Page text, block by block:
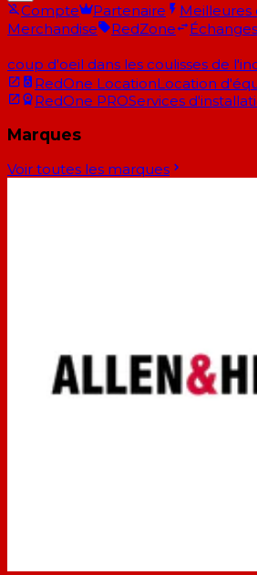
Compte Partenaire Meilleures
Merchandise
RedZone Échanges
coup d'oeil dans les coulisses de
RedOne LocationLocation
RedOne PROServices
Marques
Voir toutes les marques